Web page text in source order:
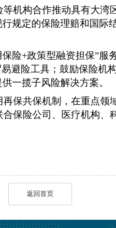
机构合作推动具有大
规定的保险理赔和国
险+政策型融资担保”服
避险工具；鼓励保险机
一揽子风险解决方案。
保共保机制，在重点
保险公司、医疗机构
返回首页